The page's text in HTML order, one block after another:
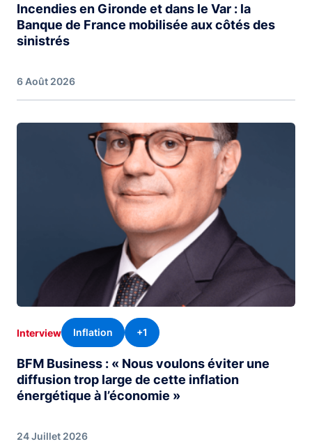
Incendies en Gironde et dans le Var : la
Banque de France mobilisée aux côtés des
sinistrés
6 Août 2026
Image
Interview Inflation +1
BFM Business : « Nous voulons éviter une
diffusion trop large de cette inflation
énergétique à l’économie »
24 Juillet 2026